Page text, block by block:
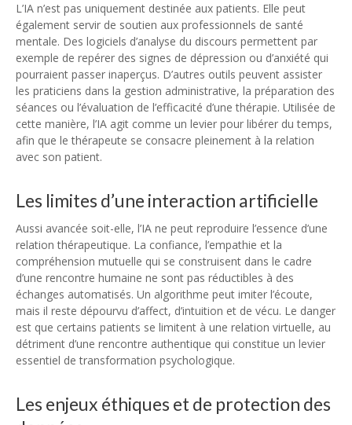
L’IA n’est pas uniquement destinée aux patients. Elle peut
également servir de soutien aux professionnels de santé
mentale. Des logiciels d’analyse du discours permettent par
exemple de repérer des signes de dépression ou d’anxiété qui
pourraient passer inaperçus. D’autres outils peuvent assister
les praticiens dans la gestion administrative, la préparation des
séances ou l’évaluation de l’efficacité d’une thérapie. Utilisée de
cette manière, l’IA agit comme un levier pour libérer du temps,
afin que le thérapeute se consacre pleinement à la relation
avec son patient.
Les limites d’une interaction artificielle
Aussi avancée soit-elle, l’IA ne peut reproduire l’essence d’une
relation thérapeutique. La confiance, l’empathie et la
compréhension mutuelle qui se construisent dans le cadre
d’une rencontre humaine ne sont pas réductibles à des
échanges automatisés. Un algorithme peut imiter l’écoute,
mais il reste dépourvu d’affect, d’intuition et de vécu. Le danger
est que certains patients se limitent à une relation virtuelle, au
détriment d’une rencontre authentique qui constitue un levier
essentiel de transformation psychologique.
Les enjeux éthiques et de protection des